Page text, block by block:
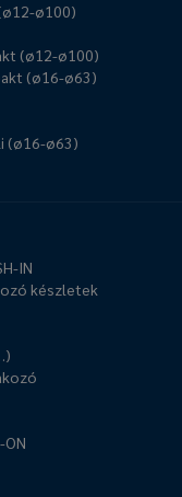
ø100)
(ø12-ø100)
(ø16-ø63)
(ø16-ø63)
IN
készletek